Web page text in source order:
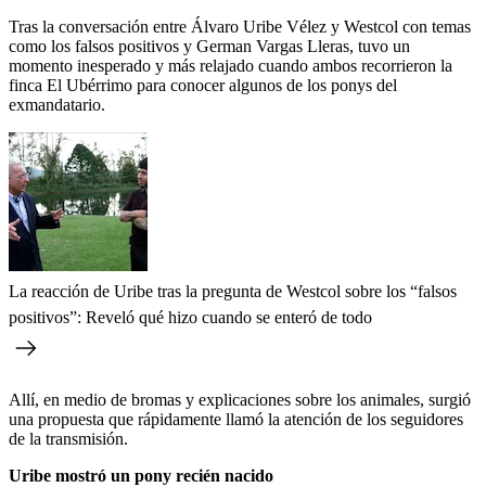
Tras la conversación entre Álvaro Uribe Vélez y Westcol con temas
como los falsos positivos y German Vargas Lleras, tuvo un
momento inesperado y más relajado cuando ambos recorrieron la
finca El Ubérrimo para conocer algunos de los ponys del
exmandatario.
La reacción de Uribe tras la pregunta de Westcol sobre los “falsos
positivos”: Reveló qué hizo cuando se enteró de todo
Allí, en medio de bromas y explicaciones sobre los animales, surgió
una propuesta que rápidamente llamó la atención de los seguidores
de la transmisión.
Uribe mostró un pony recién nacido